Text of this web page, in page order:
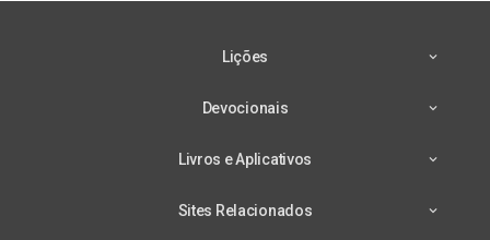
Lições
Devocionais
Livros e Aplicativos
Sites Relacionados